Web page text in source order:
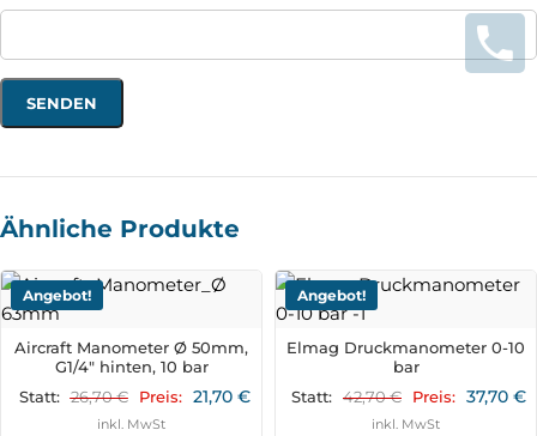
Ähnliche Produkte
Angebot!
Aircraft Manometer Ø 50mm,
G1/4" hinten, 10 bar
Statt: 26,70€ Preis: 21,70 €
inkl. MwSt
Angebot!
Elmag Druckmanometer 0-10
bar
Statt: 42,70€ Preis: 37,70 €
inkl. MwSt